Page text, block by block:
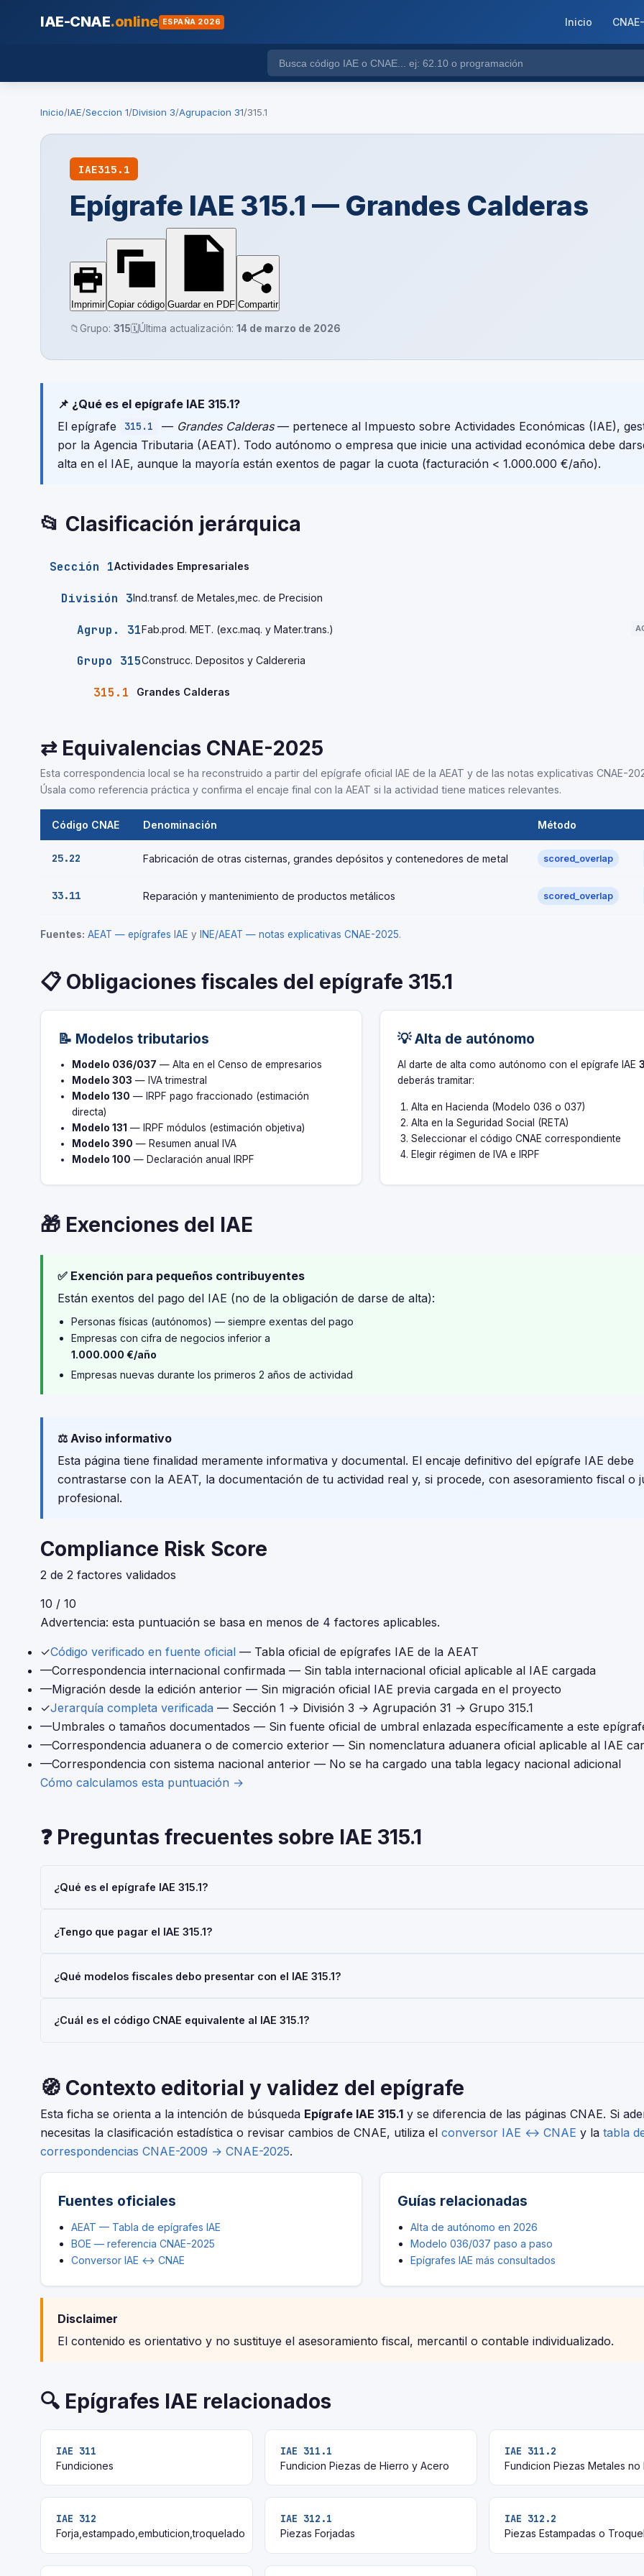
IAE-CNAE.online ESPAÑA 2026 Inicio
Inicio/IAE/Seccion 1/Division 3/Agrupacion 31/315.1
IAE315.1
Epígrafe IAE 315.1 — Grandes Calderas
Imprimir Copiar código Guardar en PDF Compartir
📁 Grupo: 315🗓️Última actualización: 14 de marzo de 2026
📌 ¿Qué es el epígrafe IAE 315.1?
El epígrafe
315.1 — Grandes Calderas— pertenece al Impuesto sobre Actividades Económicas (IAE),
por la Agencia Tributaria (AEAT). Todo autónomo o empresa que inicie una actividad económica debe
alta en el IAE, aunque la mayoría están exentos de pagar la cuota (facturación < 1.000.000 €/año).
📂 Clasificación jerárquica
Sección 1Actividades Empresariales
División 3Ind.transf. de Metales,mec. de Precision
Agrup. 31Fab.prod. MET. (exc.maq. y Mater.trans.)
Grupo 315Construcc. Depositos y Caldereria
315.1 Grandes Calderas
⇄ Equivalencias CNAE-2025
Esta correspondencia local se ha reconstruido a partir del epígrafe oficial IAE de la AEAT y de las notas explicativas CNAE-
Úsala como referencia práctica y confirma el encaje final con la AEAT si la actividad tiene matices relevantes.
Código CNAE Denominación Método
25.22 Fabricación de otras cisternas, grandes depósitos y contenedores de metal scored_overlap
33.11 Reparación y mantenimiento de productos metálicos scored_overlap
Fuentes: AEAT — epígrafes IAE y INE/AEAT — notas explicativas CNAE-2025.
📋 Obligaciones fiscales del epígrafe 315.1
📝 Modelos tributarios
Modelo 036/037 — Alta en el Censo de empresarios
Modelo 303 — IVA trimestral
Modelo 130 — IRPF pago fraccionado (estimación
directa)
Modelo 131 — IRPF módulos (estimación objetiva)
Modelo 390 — Resumen anual IVA
Modelo 100 — Declaración anual IRPF
💡 Alta de autónomo
Al darte de alta como autónomo con el epígrafe IAE
deberás tramitar:
Alta en Hacienda (Modelo 036 o 037)
Alta en la Seguridad Social (RETA)
Seleccionar el código CNAE correspondiente
Elegir régimen de IVA e IRPF
🎁 Exenciones del IAE
✅ Exención para pequeños contribuyentes
Están exentos del pago del IAE (no de la obligación de darse de alta):
Personas físicas (autónomos) — siempre exentas del pago
Empresas con cifra de negocios inferior a
1.000.000 €/año
Empresas nuevas durante los primeros 2 años de actividad
⚖️ Aviso informativo
Esta página tiene finalidad meramente informativa y documental. El encaje definitivo del epígrafe IAE debe
contrastarse con la AEAT, la documentación de tu actividad real y, si procede, con asesoramiento fiscal o
profesional.
Compliance Risk Score
2 de 2 factores validados
10 / 10
Advertencia: esta puntuación se basa en menos de 4 factores aplicables.
✓Código verificado en fuente oficial — Tabla oficial de epígrafes IAE de la AEAT
—Correspondencia internacional confirmada — Sin tabla internacional oficial aplicable al IAE cargada
—Migración desde la edición anterior — Sin migración oficial IAE previa cargada en el proyecto
✓Jerarquía completa verificada — Sección 1 → División 3 → Agrupación 31 → Grupo 315.1
—Umbrales o tamaños documentados — Sin fuente oficial de umbral enlazada específicamente a este
—Correspondencia aduanera o de comercio exterior — Sin nomenclatura aduanera oficial aplicable al IAE
—Correspondencia con sistema nacional anterior — No se ha cargado una tabla legacy nacional adicional
Cómo calculamos esta puntuación →
❓ Preguntas frecuentes sobre IAE 315.1
¿Qué es el epígrafe IAE 315.1?
(IAE), gestionado por la AEAT. Toda empresa o autónomo que realice esta actividad debe darse de alta mediante el Modelo
¿Tengo que pagar el IAE 315.1?
€/año también están exentas. No obstante, el alta en el IAE es obligatoria para todos al iniciar la actividad económica.
¿Qué modelos fiscales debo presentar con el IAE 315.1?
Consulta con tu asesor fiscal para tu situación concreta.
¿Cuál es el código CNAE equivalente al IAE 315.1?
🧭 Contexto editorial y validez del epígrafe
Esta ficha se orienta a la intención de búsqueda Epígrafe IAE 315.1 y se diferencia de las páginas CNAE. Si
necesitas la clasificación estadística o revisar cambios de CNAE, utiliza el conversor IAE ↔ CNAE y la tabla
correspondencias CNAE-2009 → CNAE-2025.
Fuentes oficiales
AEAT — Tabla de epígrafes IAE
BOE — referencia CNAE-2025
Conversor IAE ↔ CNAE
Guías relacionadas
Alta de autónomo en 2026
Modelo 036/037 paso a paso
Epígrafes IAE más consultados
Disclaimer
El contenido es orientativo y no sustituye el asesoramiento fiscal, mercantil o contable individualizado.
🔍 Epígrafes IAE relacionados
IAE 311
Fundiciones
IAE 311.1
Fundicion Piezas de Hierro y Acero
IAE 311.2
Fundicion Piezas Metales no
IAE 312
Forja,estampado,embuticion,troquelado
IAE 312.1
Piezas Forjadas
IAE 312.2
Piezas Estampadas o